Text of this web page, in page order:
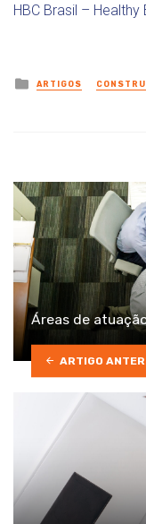
HBC Brasil –
Posted
in
ARTIGOS
Áreas de
ARTIGO